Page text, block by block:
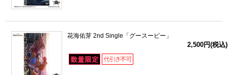
ラブライブ！スーパースター!!
アイドリッシュセブン
花海佑芽 2nd Single「グースーピー」
2,500円(税込)